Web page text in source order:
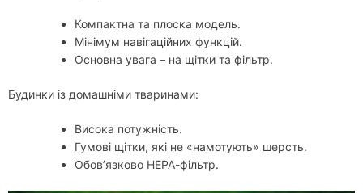
Компактна та плоска модель.
Мінімум навігаційних функцій.
Основна увага – на щітки та фільтр.
Будинки із домашніми тваринами:
Висока потужність.
Гумові щітки, які не «намотують» шерсть.
Обов’язково НЕРА-фільтр.